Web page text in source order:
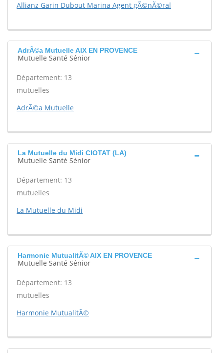
Allianz Garin Dubout Marina Agent gÃ©nÃ©ral
AdrÃ©a Mutuelle AIX EN PROVENCE
Mutuelle Santé Sénior
Département: 13
mutuelles
AdrÃ©a Mutuelle
La Mutuelle du Midi CIOTAT (LA)
Mutuelle Santé Sénior
Département: 13
mutuelles
La Mutuelle du Midi
Harmonie MutualitÃ© AIX EN PROVENCE
Mutuelle Santé Sénior
Département: 13
mutuelles
Harmonie MutualitÃ©